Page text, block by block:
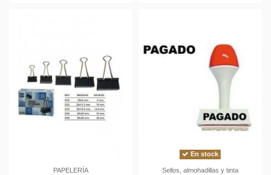
PAPELERÍA
En stock
Sellos, almohadillas y tinta